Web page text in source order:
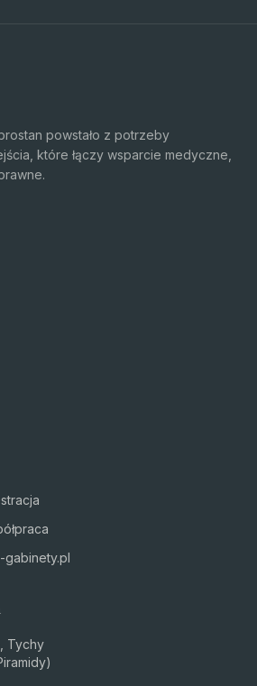
powstało z potrzeby
które łączy wsparcie medyczne,
gabinety.pl
Tychy